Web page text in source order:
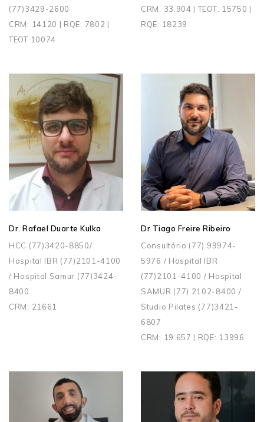
(77)3429-2600
CRM: 14120 | RQE: 7802 |
TEOT 10074
CRM: 33.904 | TEOT: 15750 |
RQE: 18239
Dr. Rafael Duarte Kulka
HCC (77)3420-8850/
Hospital IBR (77)2101-4100
/ Hospital Samur (77)3424-
8400
CRM: 21661
Dr Tiago Freire Ribeiro
Consultório (77) 99974-
5976 / Hospital IBR
(77)2101-4100 / Hospital
SAMUR (77) 2102-8400 /
Studio Pilates (77)3421-
6807
CRM: 19.657 | RQE: 13996